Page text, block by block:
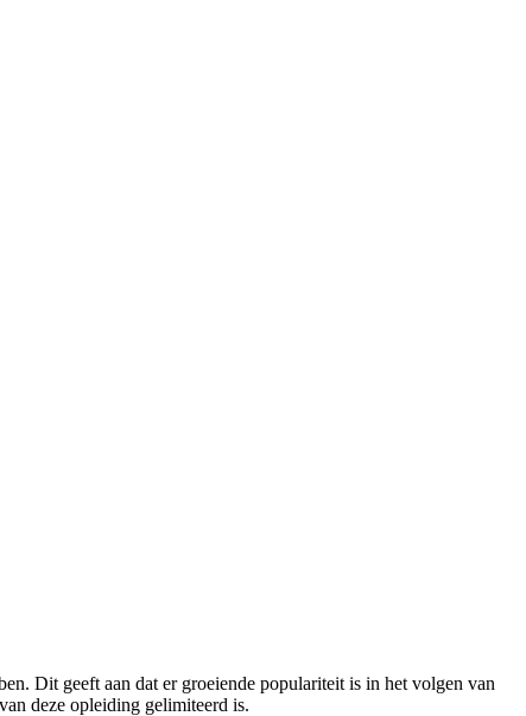
Dit geeft aan dat er groeiende populariteit is in het volgen van
deze opleiding gelimiteerd is.